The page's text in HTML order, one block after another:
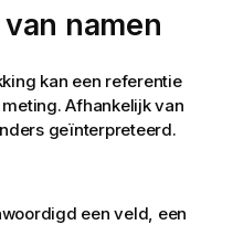
namen
kan een referentie
Afhankelijk van
geïnterpreteerd.
een veld, een